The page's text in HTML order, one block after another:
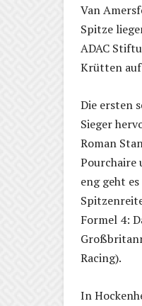
Van
Spitze
ADAC
Krütten auf
Die ersten
Sieger
Roman
Pourchaire
eng geht
Formel 4:
Racing).
In